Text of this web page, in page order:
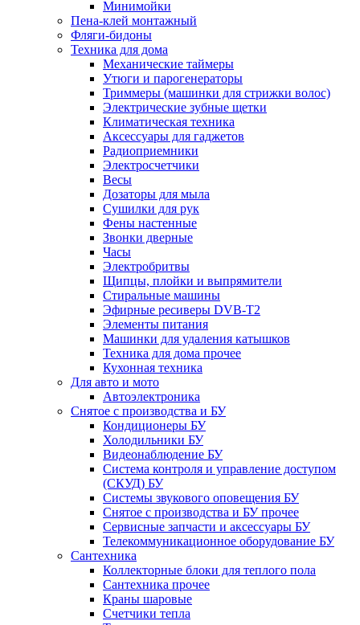
Минимойки
Пена-клей монтажный
Фляги-бидоны
Техника для дома
Механические таймеры
Утюги и парогенераторы
Триммеры (машинки для стрижки волос)
Электрические зубные щетки
Климатическая техника
Аксессуары для гаджетов
Радиоприемники
Электросчетчики
Весы
Дозаторы для мыла
Сушилки для рук
Фены настенные
Звонки дверные
Часы
Электробритвы
Щипцы, плойки и выпрямители
Стиральные машины
Эфирные ресиверы DVB-T2
Элементы питания
Машинки для удаления катышков
Техника для дома прочее
Кухонная техника
Для авто и мото
Автоэлектроника
Снятое с производства и БУ
Кондиционеры БУ
Холодильники БУ
Видеонаблюдение БУ
Система контроля и управление доступом
(СКУД) БУ
Системы звукового оповещения БУ
Снятое с производства и БУ прочее
Сервисные запчасти и аксессуары БУ
Телекоммуникационное оборудование БУ
Сантехника
Коллекторные блоки для теплого пола
Сантехника прочее
Краны шаровые
Счетчики тепла